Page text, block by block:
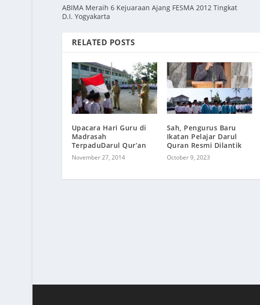
ABIMA Meraih 6 Kejuaraan Ajang FESMA 2012 Tingkat
D.I. Yogyakarta
RELATED POSTS
Upacara Hari Guru di
Madrasah
TerpaduDarul Qur’an
November 27, 2014
Sah, Pengurus Baru
Ikatan Pelajar Darul
Quran Resmi Dilantik
October 9, 2023